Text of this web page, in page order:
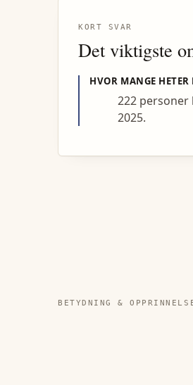
KORT SVAR
Det viktigste
HVOR MANGE HETER
222
2025.
BETYDNING &